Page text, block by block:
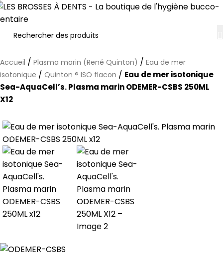
Accueil / Plasma marin (René Quinton) / Eau de mer
isotonique / Quinton ® ISO flacon / Eau de mer isotonique
Sea-AquaCell’s. Plasma marin ODEMER-CSBS 250ML
X12
-10%